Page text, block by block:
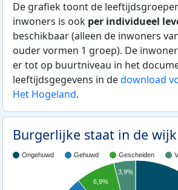
De grafiek toont de
inwoners is ook per individueel
beschikbaar (alleen de inwoners
ouder vormen 1 groep). De
er tot op buurtniveau in het
leeftijdsgegevens in dedownload
Het Hogeland.
Burgerlijke staat in de
Ongehuwd Gehuwd Gescheiden
3,9%
6,9%